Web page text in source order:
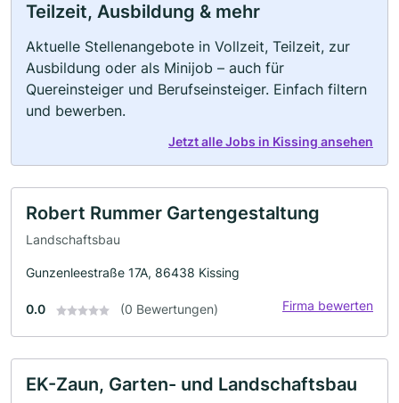
Teilzeit, Ausbildung & mehr
Aktuelle Stellenangebote in Vollzeit, Teilzeit, zur
Ausbildung oder als Minijob – auch für
Quereinsteiger und Berufseinsteiger. Einfach filtern
und bewerben.
Jetzt alle Jobs in Kissing ansehen
Robert Rummer Gartengestaltung
Landschaftsbau
Gunzenleestraße 17A, 86438 Kissing
0.0 (0 Bewertungen) Firma bewerten
EK-Zaun, Garten- und Landschaftsbau